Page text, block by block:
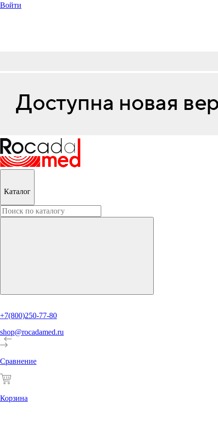
Войти
Каталог
+7(800)250-77-80
shop@rocadamed.ru
Сравнение
Корзина